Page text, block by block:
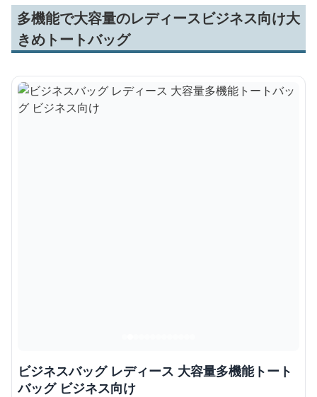
多機能で大容量のレディースビジネス向け大
きめトートバッグ
ビジネスバッグ レディース 大容量多機能トート
バッグ ビジネス向け